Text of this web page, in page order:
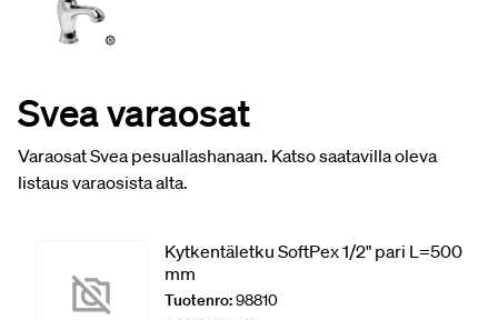
Svea varaosat
Varaosat Svea pesuallashanaan. Katso saatavilla oleva
listaus varaosista alta.
Kytkentäletku SoftPex 1/2" pari L=500
mm
Tuotenro:98810